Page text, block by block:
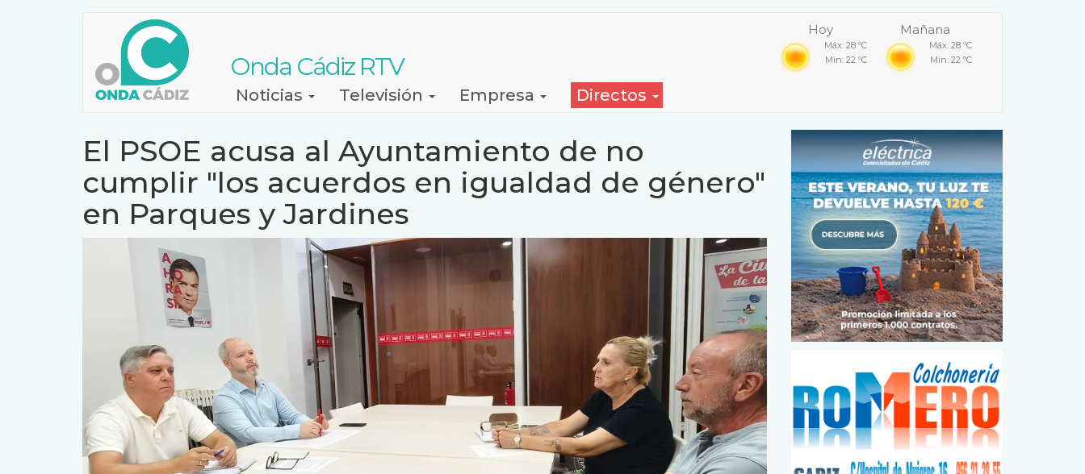
Onda Cádiz RTV
Hoy
Máx: 28 ºC
Min: 22 ºC
Mañana
Máx: 28 ºC
Min: 22 ºC
NavegaciónNoticias Televisión Empresa Directos
El PSOE acusa al Ayuntamiento de no
cumplir "los acuerdos en igualdad de género"
en Parques y Jardines